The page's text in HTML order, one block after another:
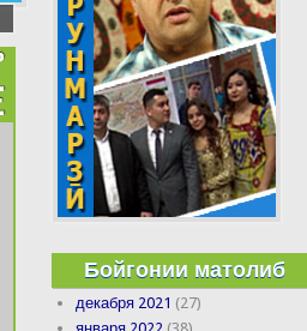
Бойгонии матолиб
декабря 2021 (27)